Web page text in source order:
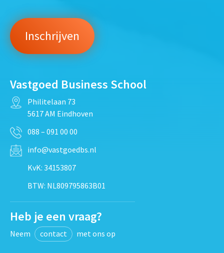
Vastgoed Business School
Philitelaan 73
5617 AM Eindhoven
088 – 091 00 00
info@vastgoedbs.nl
KvK: 34153807
BTW: NL809795863B01
Heb je een vraag?
Neem contact met ons op